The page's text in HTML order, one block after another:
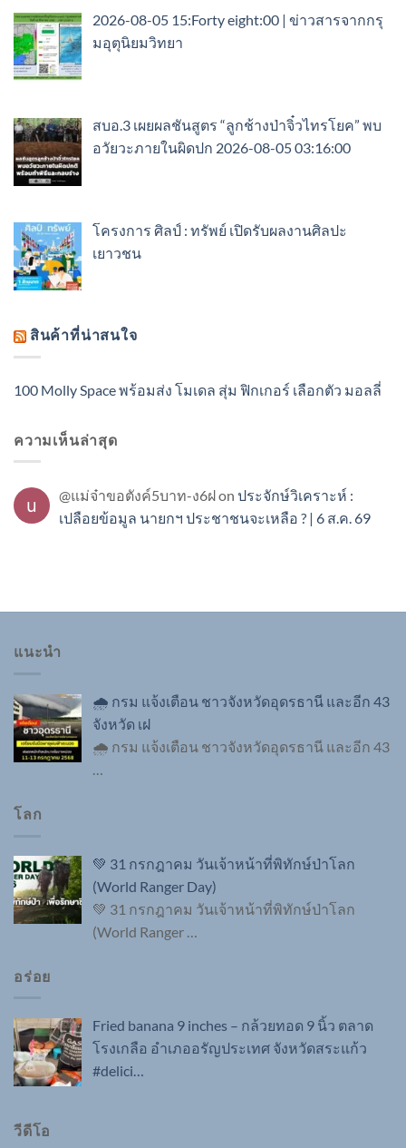
2026-08-05 15:Forty eight:00 | ข่าวสารจากกรุ
มอุตุนิยมวิทยา
สบอ.3 เผยผลชันสูตร “ลูกช้างป่าจิ๋วไทรโยค” พบ
อวัยวะภายในผิดปก 2026-08-05 03:16:00
โครงการ ศิลป์ : ทรัพย์ เปิดรับผลงานศิลปะ
เยาวชน
สินค้าที่น่าสนใจ
100 Molly Space พร้อมส่ง โมเดล สุ่ม ฟิกเกอร์ เลือกตัว มอลลี่
ความเห็นล่าสุด
@แม่จ๋าขอตังค์5บาท-ง6ฝon ประจักษ์วิเคราะห์ :
เปลือยข้อมูล นายกฯ ประชาชนจะเหลือ ? | 6 ส.ค. 69
แนะนำ
🌧 กรม แจ้งเตือน ชาวจังหวัดอุดรธานี และอีก 43
จังหวัด เฝ
🌧 กรม แจ้งเตือน ชาวจังหวัดอุดรธานี และอีก 43
…
โลก
💚 31 กรกฎาคม วันเจ้าหน้าที่พิทักษ์ป่าโลก
(World Ranger Day)
💚 31 กรกฎาคม วันเจ้าหน้าที่พิทักษ์ป่าโลก
(World Ranger
อร่อย
Fried banana 9 inches – กล้วยทอด 9 นิ้ว ตลาด
โรงเกลือ อำเภออรัญประเทศ จังหวัดสระแก้ว
#delici…
วีดีโอ